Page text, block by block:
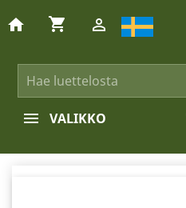
home shopping_cart 
VALIKKO